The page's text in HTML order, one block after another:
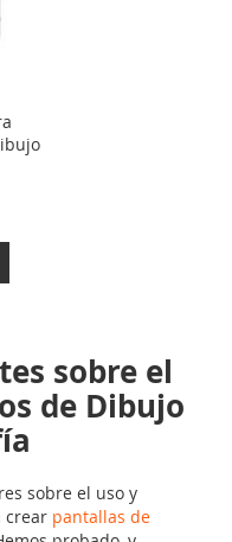
sobre el
de Dibujo
sobre el uso y
crear pantallas de